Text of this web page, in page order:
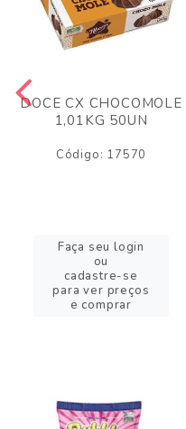
DOCE CX CHOCOMOLE
1,01KG 50UN
Código: 17570
Faça seu login
ou
cadastre-se
para ver preços
e comprar